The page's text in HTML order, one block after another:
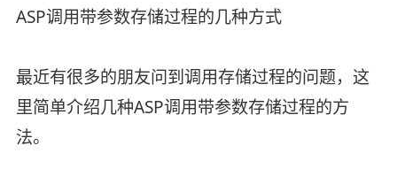
ASP调用带参数存储过程的几种方式
最近有很多的朋友问到调用存储过程的问题，这
里简单介绍几种ASP调用带参数存储过程的方
法。